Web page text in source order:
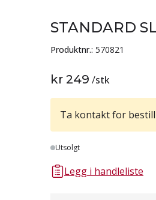
STANDARD
Produktnr.: 570821
kr 249 /stk
Ta kontakt for
Lager
Utsolgt
Legg i handleliste